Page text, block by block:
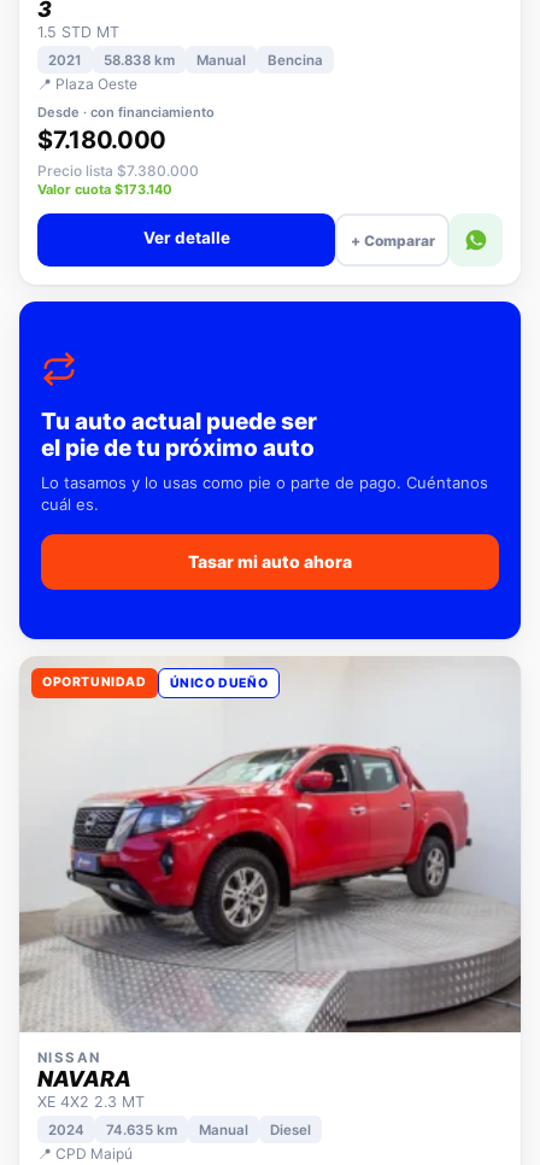
MG
3
1.5 STD MT
2021 58.838 km
📍 Plaza Oeste
Desde · con financiamiento
$7.180.000
Precio lista $7.380.000
Valor cuota $173.140
+ Comparar
Tu auto actual puede ser
el pie de tu próximo auto
Lo tasamos y lo usas como pie o parte de pago. Cuéntanos
OPORTUNIDAD
NISSAN
NAVARA
XE 4X2 2.3 MT
2024 74.635 km